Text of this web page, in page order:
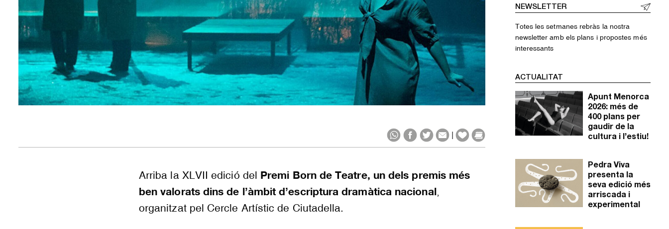
|
Arriba la XLVII edició del Premi Born de Teatre, un dels premis més
ben valorats dins de l’àmbit d’escriptura dramàtica nacional,
organitzat pel Cercle Artístic de Ciutadella.
NEWSLETTER
Totes les setmanes rebràs la nostra
newsletter amb els plans i propostes més
interessants
ACTUALITAT
Apunt Menorca
2026: més de
400 plans per
gaudir de la
cultura i l’estiu!
Pedra Viva
presenta la
seva edició més
arriscada i
experimental